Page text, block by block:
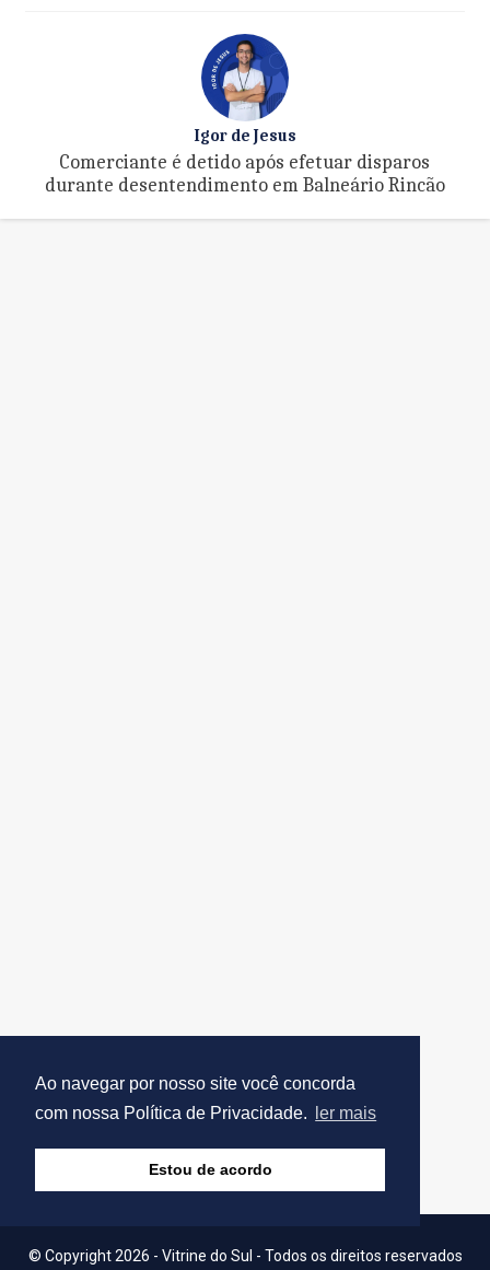
Ao navegar por nosso site você concorda
com nossa Política de Privacidade.
ler mais
Estou de acordo
Igor de Jesus
Comerciante é detido após efetuar disparos
durante desentendimento em Balneário Rincão
© Copyright 2026 - Vitrine do Sul - Todos os direitos reservados